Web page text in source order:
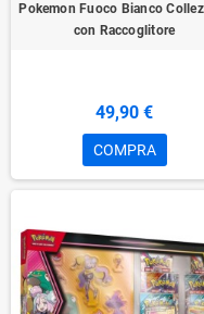
Pokemon Fuoco Bianco
con Raccoglitore
49,90 €
COMPRA